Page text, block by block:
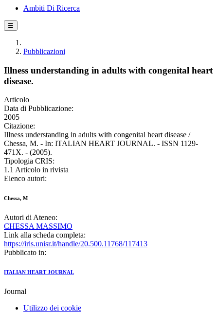
Ambiti Di Ricerca
☰
Pubblicazioni
Illness understanding in adults with congenital heart
disease.
Articolo
Data di Pubblicazione:
2005
Citazione:
Illness understanding in adults with congenital heart disease /
Chessa, M. - In: ITALIAN HEART JOURNAL. - ISSN 1129-
471X. - (2005).
Tipologia CRIS:
1.1 Articolo in rivista
Elenco autori:
Chessa, M
Autori di Ateneo:
CHESSA MASSIMO
Link alla scheda completa:
https://iris.unisr.it/handle/20.500.11768/117413
Pubblicato in:
ITALIAN HEART JOURNAL
Journal
Utilizzo dei cookie